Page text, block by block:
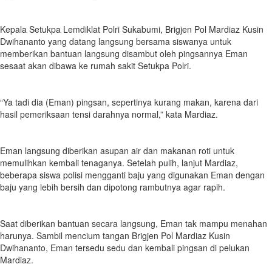
Kepala Setukpa Lemdiklat Polri Sukabumi, Brigjen Pol Mardiaz Kusin
Dwihananto yang datang langsung bersama siswanya untuk
memberikan bantuan langsung disambut oleh pingsannya Eman
sesaat akan dibawa ke rumah sakit Setukpa Polri.
“Ya tadi dia (Eman) pingsan, sepertinya kurang makan, karena dari
hasil pemeriksaan tensi darahnya normal,” kata Mardiaz.
Eman langsung diberikan asupan air dan makanan roti untuk
memulihkan kembali tenaganya. Setelah pulih, lanjut Mardiaz,
beberapa siswa polisi mengganti baju yang digunakan Eman dengan
baju yang lebih bersih dan dipotong rambutnya agar rapih.
Saat diberikan bantuan secara langsung, Eman tak mampu menahan
harunya. Sambil mencium tangan Brigjen Pol Mardiaz Kusin
Dwihananto, Eman tersedu sedu dan kembali pingsan di pelukan
Mardiaz.